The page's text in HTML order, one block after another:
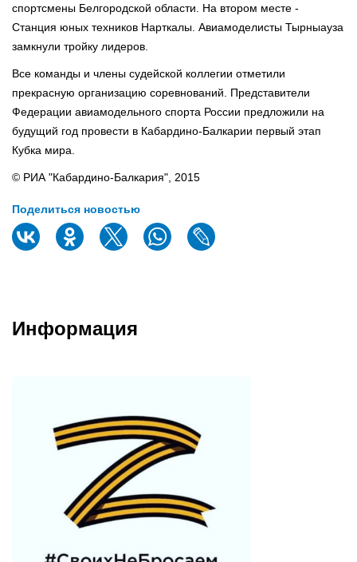
спортсмены Белгородской области. На втором месте -
Станция юных техников Нарткалы. Авиамоделисты Тырныауза
замкнули тройку лидеров.
Все команды и члены судейской коллегии отметили
прекрасную организацию соревнований. Представители
Федерации авиамодельного спорта России предложили на
будущий год провести в Кабардино-Балкарии первый этап
Кубка мира.
© РИА "Кабардино-Балкария", 2015
Поделиться новостью
Информация